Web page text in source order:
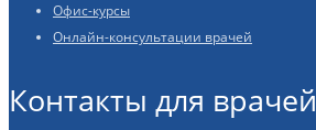
Офис-курсы
Онлайн-консультации врачей
Контакты для врачей